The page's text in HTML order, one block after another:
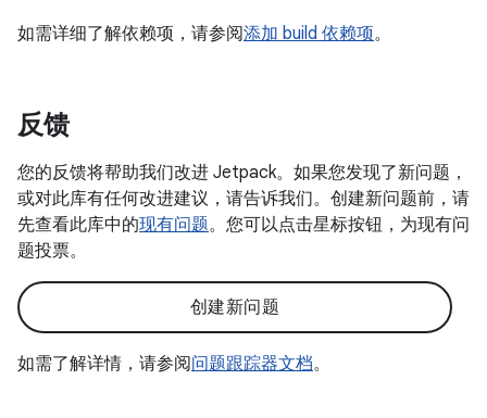
如需详细了解依赖项，请参阅添加 build 依赖项。
反馈
您的反馈将帮助我们改进 Jetpack。如果您发现了新问题，
或对此库有任何改进建议，请告诉我们。创建新问题前，请
先查看此库中的现有问题。您可以点击星标按钮，为现有问
题投票。
创建新问题
如需了解详情，请参阅问题跟踪器文档。